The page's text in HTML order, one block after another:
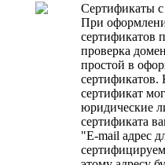
Cертификаты
При
сертификатов
проверка
простой в
сертификатов.
сертификат
юридические
сертификата
"E-mail адрес